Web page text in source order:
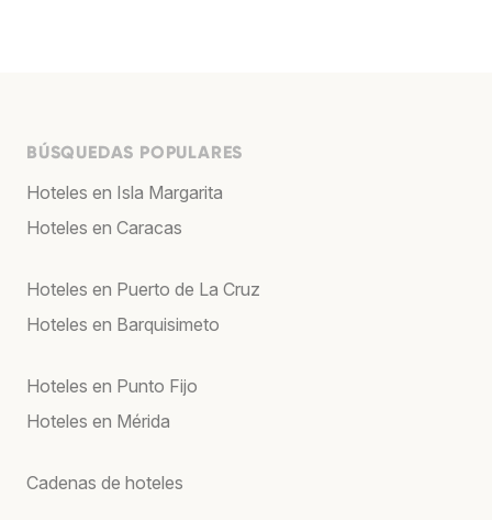
BÚSQUEDAS POPULARES
Hoteles en Isla Margarita
Hoteles en Caracas
Hoteles en Puerto de La Cruz
Hoteles en Barquisimeto
Hoteles en Punto Fijo
Hoteles en Mérida
Cadenas de hoteles